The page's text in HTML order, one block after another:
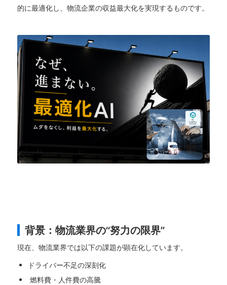
的に最適化し、物流企業の収益最大化を実現するものです。
背景：物流業界の“努力の限界”
現在、物流業界では以下の課題が顕在化しています。
ドライバー不足の深刻化
燃料費・人件費の高騰